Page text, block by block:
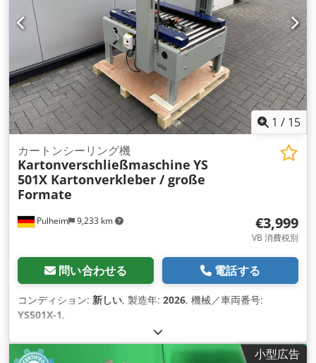
1 / 15
Pulheim 9,233 km
カートンシーリング機
Kartonverschließmaschine YS
501X Kartonverkleber / große
Formate
€3,999
VB 消費税別
問い合わせる 電話する
コンディション: 新しい, 製造年: 2026, 機械／車両番号:
YS501X-1,
小型広告